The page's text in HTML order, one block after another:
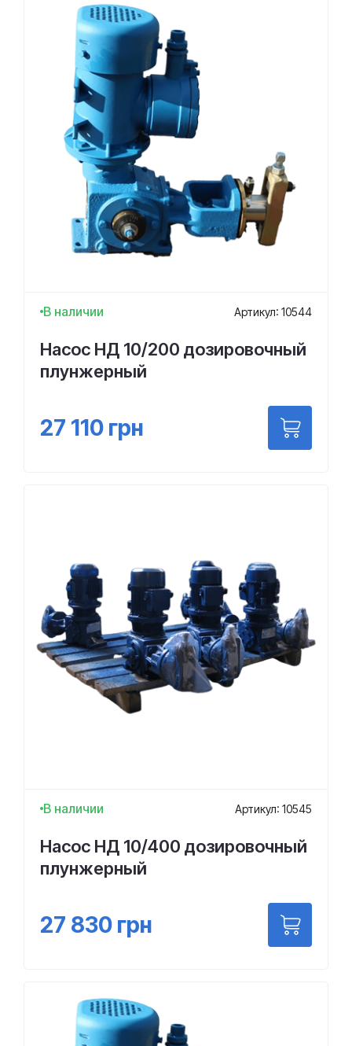
В наличии Артикул: 10544
Насос НД 10/200 дозировочный
плунжерный
27 110 грн
В наличии Артикул: 10545
Насос НД 10/400 дозировочный
плунжерный
27 830 грн